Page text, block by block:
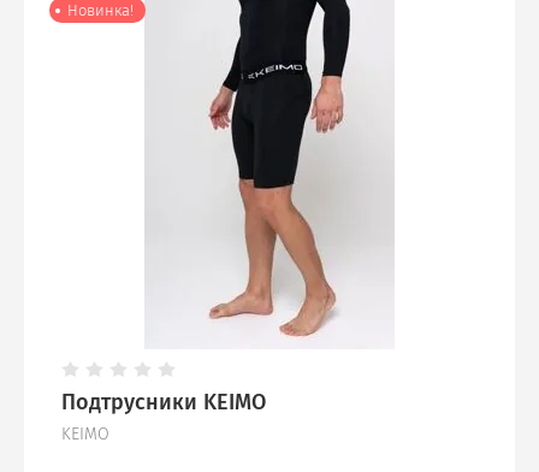
Новинка!
Подтрусники KEIMO
KEIMO